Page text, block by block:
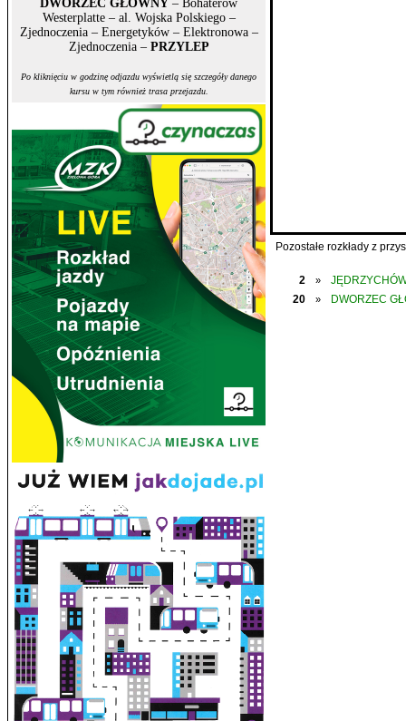
DWORZEC GŁÓWNY – Bohaterów
Westerplatte – al. Wojska Polskiego –
Zjednoczenia – Energetyków – Elektronowa –
Zjednoczenia – PRZYLEP
Po kliknięciu w godzinę odjazdu wyświetlą się szczegóły danego
kursu w tym również trasa przejazdu.
Pozostałe rozkłady z
2 »
20
» DWORZEC